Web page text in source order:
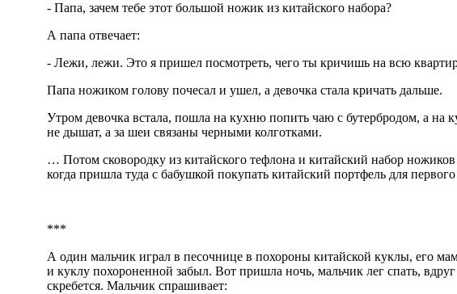
- Папа, зачем тебе этот большой ножик из китайского набора?
А папа отвечает:
- Лежи, лежи. Это я пришел посмотреть, чего ты кричишь на всю
Папа ножиком голову почесал и ушел, а девочка стала кричать дальше.
Утром девочка встала, пошла на кухню попить чаю с бутербродом, а на
не дышат, а за шеи связаны черными колготками.
… Потом сковородку из китайского тефлона и китайский набор
когда пришла туда с бабушкой покупать китайский портфель для
***
А один мальчик играл в песочнице в похороны китайской куклы, его
и куклу похороненной забыл. Вот пришла ночь, мальчик лег спать,
скребется. Мальчик спрашивает: